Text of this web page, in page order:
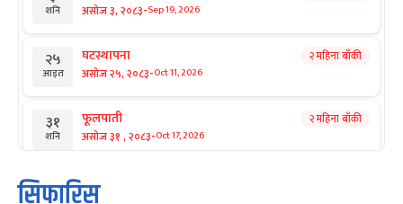
शनि असोज ३, २०८३-Sep 19, 2026
२५
आइत
घटस्थापना
असोज २५, २०८३-Oct 11, 2026
२ महिना बाँकी
३१
शनि
फूलपाती
असोज ३१ , २०८३-Oct 17, 2026
२ महिना बाँकी
१
आइत
कार्तिक सङ्क्रान्ति
कार्तिक १, २०८३
सिफारिस